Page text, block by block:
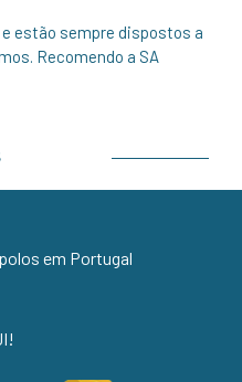
estão sempre dispostos a
Recomendo a SA
em Portugal